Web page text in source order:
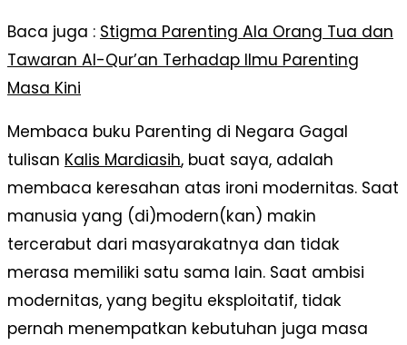
Baca juga : Stigma Parenting Ala Orang Tua dan
Tawaran Al-Qur’an Terhadap Ilmu Parenting
Masa Kini
Membaca buku Parenting di Negara Gagal
tulisan Kalis Mardiasih, buat saya, adalah
membaca keresahan atas ironi modernitas. Saat
manusia yang (di)modern(kan) makin
tercerabut dari masyarakatnya dan tidak
merasa memiliki satu sama lain. Saat ambisi
modernitas, yang begitu eksploitatif, tidak
pernah menempatkan kebutuhan juga masa